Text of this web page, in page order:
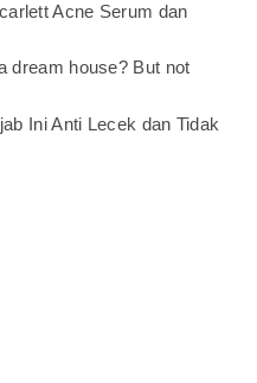
Acne Serum dan
dream house? But not
Ini Anti Lecek dan Tidak